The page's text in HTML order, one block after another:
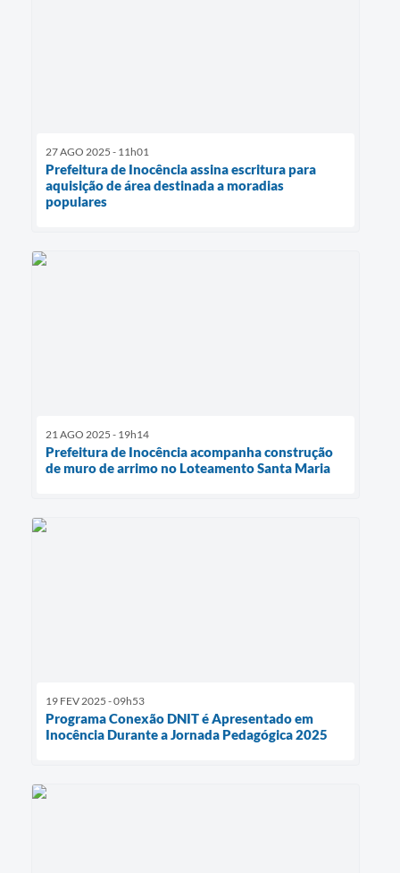
27 AGO 2025 - 11h01
Prefeitura de Inocência assina escritura para
aquisição de área destinada a moradias
populares
21 AGO 2025 - 19h14
Prefeitura de Inocência acompanha construção
de muro de arrimo no Loteamento Santa Maria
19 FEV 2025 - 09h53
Programa Conexão DNIT é Apresentado em
Inocência Durante a Jornada Pedagógica 2025